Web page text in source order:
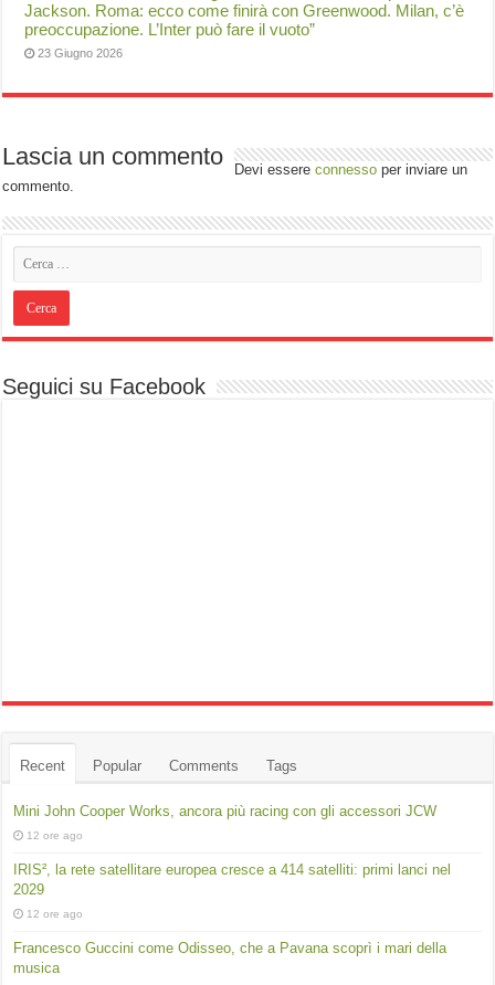
Jackson. Roma: ecco come finirà con Greenwood. Milan, c’è
preoccupazione. L’Inter può fare il vuoto”
23 Giugno 2026
Lascia un commento Devi essereconnesso per inviare un
commento.
Seguici su Facebook
Recent Popular Comments Tags
Mini John Cooper Works, ancora più racing con gli accessori JCW
12 ore ago
IRIS², la rete satellitare europea cresce a 414 satelliti: primi lanci nel
2029
12 ore ago
Francesco Guccini come Odisseo, che a Pavana scoprì i mari della
musica